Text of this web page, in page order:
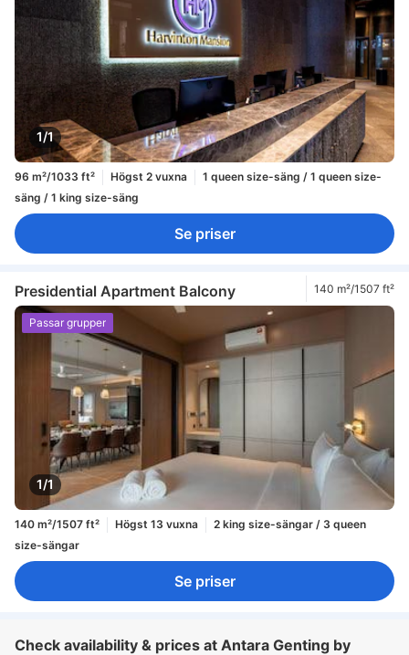
1/1
96 m²/1033 ft² Högst 2 vuxna
1 queen size-säng / 1 queen size-
säng / 1 king size-säng
Se priser
Presidential Apartment Balcony 140 m²/1507 ft²
1/1
Passar grupper
140 m²/1507 ft² Högst 13 vuxna
2 king size-sängar / 3 queen
size-sängar
Se priser
Check availability & prices at Antara Genting by